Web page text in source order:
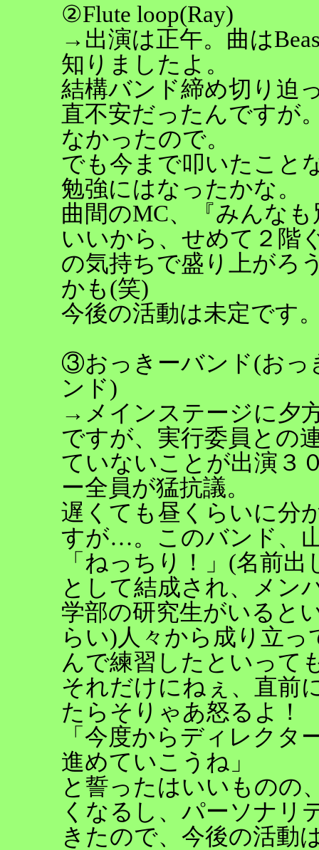
②Flute loop(Ray)
→出演は正午。曲は
知りましたよ。
結構バンド締め切り迫
直不安だったんですが
なかったので。
でも今まで叩いたこと
勉強にはなったかな。
曲間のMC、『みんな
いいから、せめて２階
の気持ちで盛り上がろ
かも(笑)
今後の活動は未定です
③おっきーバンド(おっ
ンド)
→メインステージに夕
ですが、実行委員との
ていないことが出演３
ー全員が猛抗議。
遅くても昼くらいに分
すが…。このバンド、
「ねっちり！」(名前
として結成され、メン
学部の研究生がいると
らい)人々から成り立
んで練習したといって
それだけにねぇ、直前
たらそりゃあ怒るよ！
「今度からディレクタ
進めていこうね」
と誓ったはいいものの
くなるし、パーソナリ
きたので、今後の活動